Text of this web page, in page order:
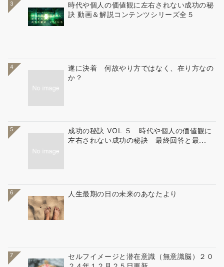
3
時代や個人の価値観に左右されない成功の秘
訣 動画＆解説コンテンツシリーズ全５
4
遂に決着 何故やり方ではなく、在り方なの
か？
5
成功の秘訣 VOL ５ 時代や個人の価値観に
左右されない成功の秘訣 最終回答と最...
6 人生最期の日の未来のあなたより
7
セルフイメージと潜在意識（無意識脳）２０